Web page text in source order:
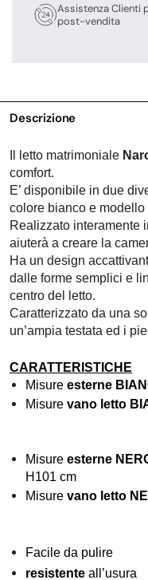
Assistenza Clienti
post-vendita
Descrizione
Il letto matrimoniale
comfort.
E’ disponibile in due
colore bianco e
Realizzato interamente
aiuterà a creare la
Ha un design
dalle forme semplici e
centro del letto.
Caratterizzato da una
un’ampia testata ed i
CARATTERISTICHE
Misure esterne
Misure vano letto
Misure esterne
H101 cm
Misure vano letto
Facile da pulire
resistente all’usura